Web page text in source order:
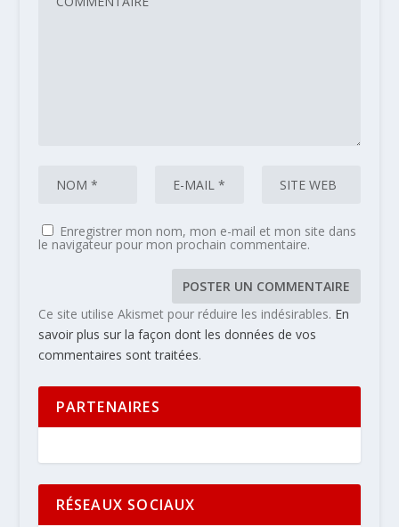
Enregistrer mon nom, mon e-mail et mon site dans
le navigateur pour mon prochain commentaire.
Ce site utilise Akismet pour réduire les indésirables. En
savoir plus sur la façon dont les données de vos
commentaires sont traitées.
PARTENAIRES
RÉSEAUX SOCIAUX